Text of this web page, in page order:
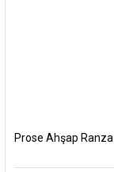
Prose Ahşap Ranza